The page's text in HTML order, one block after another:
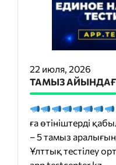
22 июля, 2026
ТАМЫЗ
ға өтініштерді
– 5 тамыз
Ұлттық тестілеу